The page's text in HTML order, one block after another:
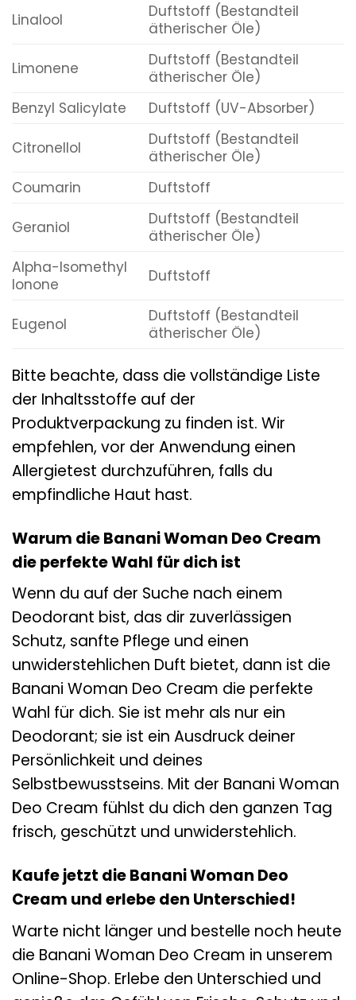
Linalool
Duftstoff (Bestandteil
ätherischer Öle)
Limonene
Duftstoff (Bestandteil
ätherischer Öle)
Benzyl Salicylate
Duftstoff (UV-Absorber)
Citronellol
Duftstoff (Bestandteil
ätherischer Öle)
Coumarin
Duftstoff
Geraniol
Duftstoff (Bestandteil
ätherischer Öle)
Alpha-Isomethyl
Ionone
Duftstoff
Eugenol
Duftstoff (Bestandteil
ätherischer Öle)
Bitte beachte, dass die vollständige Liste
der Inhaltsstoffe auf der
Produktverpackung zu finden ist. Wir
empfehlen, vor der Anwendung einen
Allergietest durchzuführen, falls du
empfindliche Haut hast.
Warum die Banani Woman Deo Cream
die perfekte Wahl für dich ist
Wenn du auf der Suche nach einem
Deodorant bist, das dir zuverlässigen
Schutz, sanfte Pflege und einen
unwiderstehlichen Duft bietet, dann ist die
Banani Woman Deo Cream die perfekte
Wahl für dich. Sie ist mehr als nur ein
Deodorant; sie ist ein Ausdruck deiner
Persönlichkeit und deines
Selbstbewusstseins. Mit der Banani Woman
Deo Cream fühlst du dich den ganzen Tag
frisch, geschützt und unwiderstehlich.
Kaufe jetzt die Banani Woman Deo
Cream und erlebe den Unterschied!
Warte nicht länger und bestelle noch heute
die Banani Woman Deo Cream in unserem
Online-Shop. Erlebe den Unterschied und